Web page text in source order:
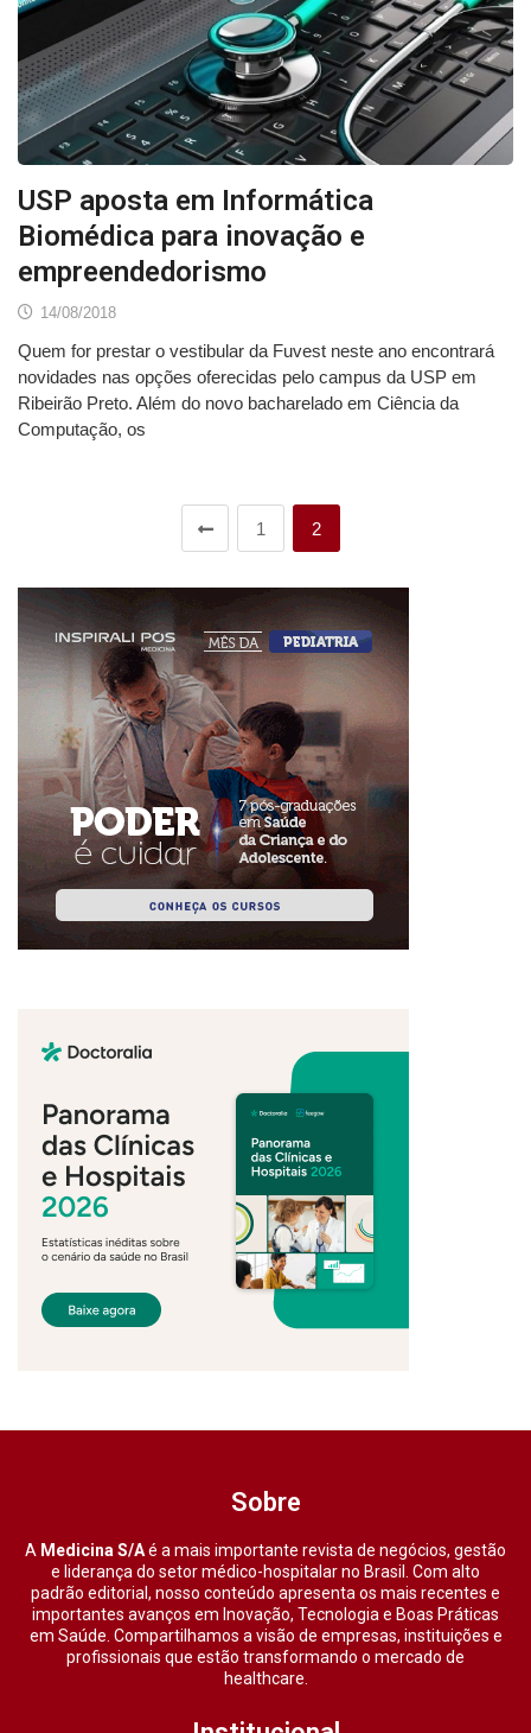
USP aposta em Informática
Biomédica para inovação e
empreendedorismo
14/08/2018
Quem for prestar o vestibular da Fuvest neste ano encontrará
novidades nas opções oferecidas pelo campus da USP em
Ribeirão Preto. Além do novo bacharelado em Ciência da
Computação, os
1 2
Sobre
A Medicina S/Aé a mais importante revista de negócios, gestão
e liderança do setor médico-hospitalar no Brasil. Com alto
padrão editorial, nosso conteúdo apresenta os mais recentes e
importantes avanços em Inovação, Tecnologia e Boas Práticas
em Saúde. Compartilhamos a visão de empresas, instituições e
profissionais que estão transformando o mercado de
healthcare.